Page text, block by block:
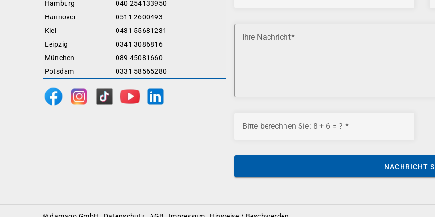
Hamburg
040 254133950
Hannover
0511 2600493
Kiel
0431 55681231
Leipzig
0341 3086816
München
089 45081660
Potsdam
0331 58565280
Ihre Nachricht
Bitte berechnen Sie: 8 + 6 = ?
NACHRICHT
Footer